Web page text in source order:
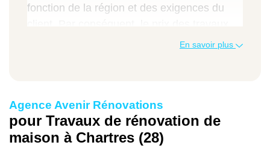
fonction de la région et des exigences du
varie selon les tarifs appliqués dans votre
bâtiment à rénover et de l'accessibilité du
chantier.
En savoir plus
Agence Avenir Rénovations
pour Travaux de rénovation de
maison à Chartres (28)